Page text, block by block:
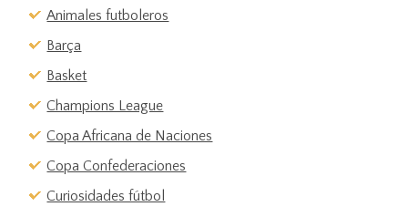
Animales futboleros
Barça
Basket
Champions League
Copa Africana de Naciones
Copa Confederaciones
Curiosidades fútbol